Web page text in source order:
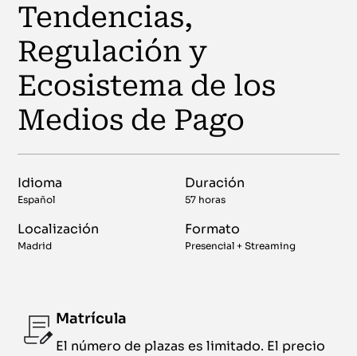
Tendencias,
Regulación y
Ecosistema de los
Medios de Pago
Idioma
Español
Duración
57 horas
Localización
Madrid
Formato
Presencial + Streaming
Matrícula
El número de plazas es limitado. El precio